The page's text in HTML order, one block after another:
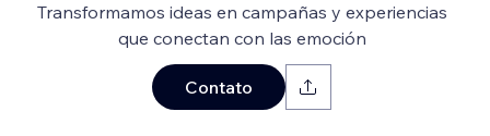
Transformamos ideas en campañas y experiencias
que conectan con las emoción
Contato